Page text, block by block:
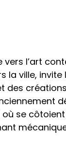
l’art
la ville,
créations
se côtoient